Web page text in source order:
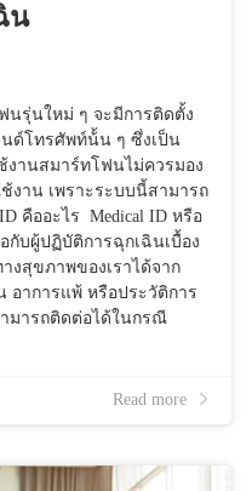
น
นรุ่นใหม่ ๆ จะมีการติดตั้ง
นด์โทรศัพท์น้้น ๆ ซึ่งเป็น
านสมาร์ทโฟนไม่ควรมอง
งาน เพราะระบบนี้สามารถ
คืออะไร Medical ID หรือ
บผู้ปฏิบัติการฉุกเฉินเบื้อง
งสุขภาพของเราได้จาก
อาการแพ้ หรือประวัติการ
ามารถติดต่อได้ในกรณี
Read more